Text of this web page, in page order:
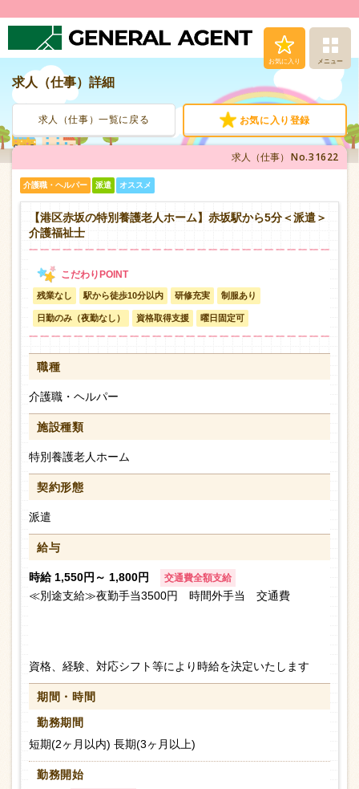
お気に入り メニュー
人材派遣サービス
転職支援サービス
登録から就業まで
お問い合わせ
求人（仕事）詳細
求人（仕事）一覧に戻る お気に入り登録
求人（仕事） No.31622
介護職・ヘルパー 派遣 オススメ
【港区赤坂の特別養護老人ホーム】赤坂駅から5分＜派遣＞
介護福祉士
残業なし 駅から徒歩10分以内 研修充実 制服あり
日勤のみ（夜勤なし） 資格取得支援 曜日固定可
職種
介護職・ヘルパー
施設種類
特別養護老人ホーム
契約形態
派遣
給与
時給 1,550円～ 1,800円 交通費全額支給
≪別途支給≫夜勤手当3500円 時間外手当 交通費
資格、経験、対応シフト等により時給を決定いたします
期間・時間
勤務期間
短期(2ヶ月以内) 長期(3ヶ月以上)
勤務開始